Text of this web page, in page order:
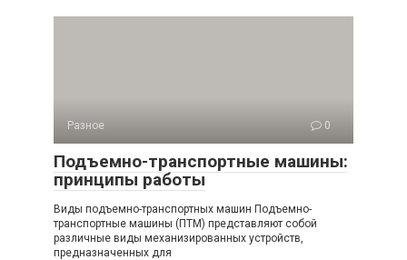
Разное 0
Подъемно-транспортные машины:
принципы работы
Виды подъемно-транспортных машин Подъемно-
транспортные машины (ПТМ) представляют собой
различные виды механизированных устройств,
предназначенных для